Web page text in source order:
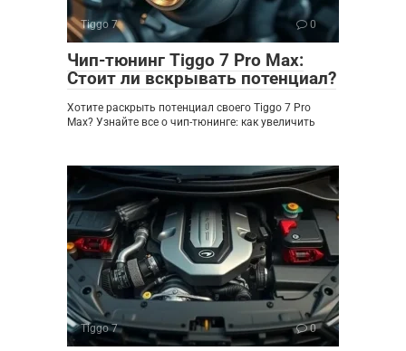
Tiggo 7 0
Чип-тюнинг Tiggo 7 Pro Max:
Стоит ли вскрывать потенциал?
Хотите раскрыть потенциал своего Tiggo 7 Pro
Max? Узнайте все о чип-тюнинге: как увеличить
Tiggo 7 0